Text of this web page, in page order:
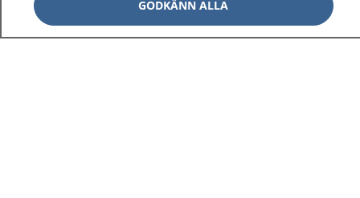
Kontakt Visa
GODKÄNN ALLA